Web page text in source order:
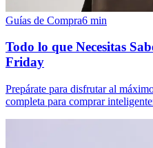
Guías de Compra6 min
Todo lo que Necesitas
Friday
Prepárate para disfrutar al
completa para comprar